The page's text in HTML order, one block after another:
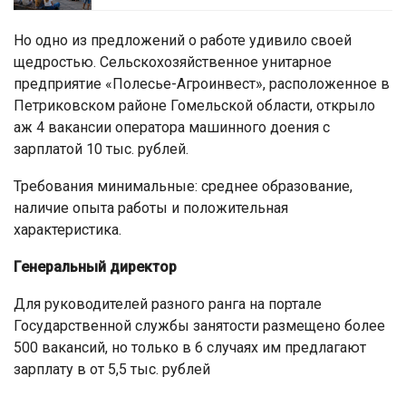
Но одно из предложений о работе удивило своей
щедростью. Сельскохозяйственное унитарное
предприятие «Полесье-Агроинвест», расположенное в
Петриковском районе Гомельской области, открыло
аж 4 вакансии оператора машинного доения с
зарплатой 10 тыс. рублей.
Требования минимальные: среднее образование,
наличие опыта работы и положительная
характеристика.
Генеральный директор
Для руководителей разного ранга на портале
Государственной службы занятости размещено более
500 вакансий, но только в 6 случаях им предлагают
зарплату в от 5,5 тыс. рублей